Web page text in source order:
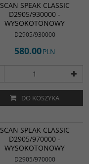
SCAN SPEAK CLASSIC
D2905/930000 -
WYSOKOTONOWY
D2905/930000
580.00PLN
DO KOSZYKA
SCAN SPEAK CLASSIC
D2905/970000 -
WYSOKOTONOWY
D2905/970000